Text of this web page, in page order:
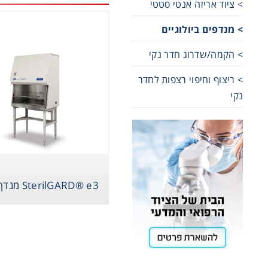
> ציוד אריזה אנטי סטטי
> מנדפים ביולוגיים
> הקמה/שדרוג חדר נקי
> ריצוף וחיפוי רצפות לחדר
נקי
SterilGARD® e3 מנדף ביולוגי
Heating
Pumps